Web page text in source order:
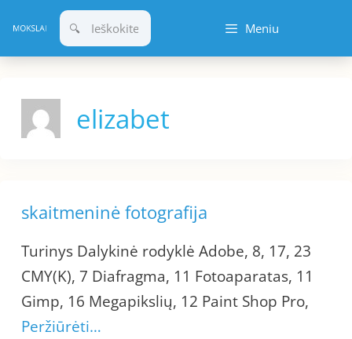
prie
turinio
Meniu
elizabet
skaitmeninė fotografija
Turinys Dalykinė rodyklė Adobe, 8, 17, 23
CMY(K), 7 Diafragma, 11 Fotoaparatas, 11
Gimp, 16 Megapikslių, 12 Paint Shop Pro,
Peržiūrėti…